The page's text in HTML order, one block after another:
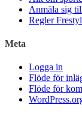
Anmäla sig
Regler
Meta
Logga in
Flöde för
Flöde för